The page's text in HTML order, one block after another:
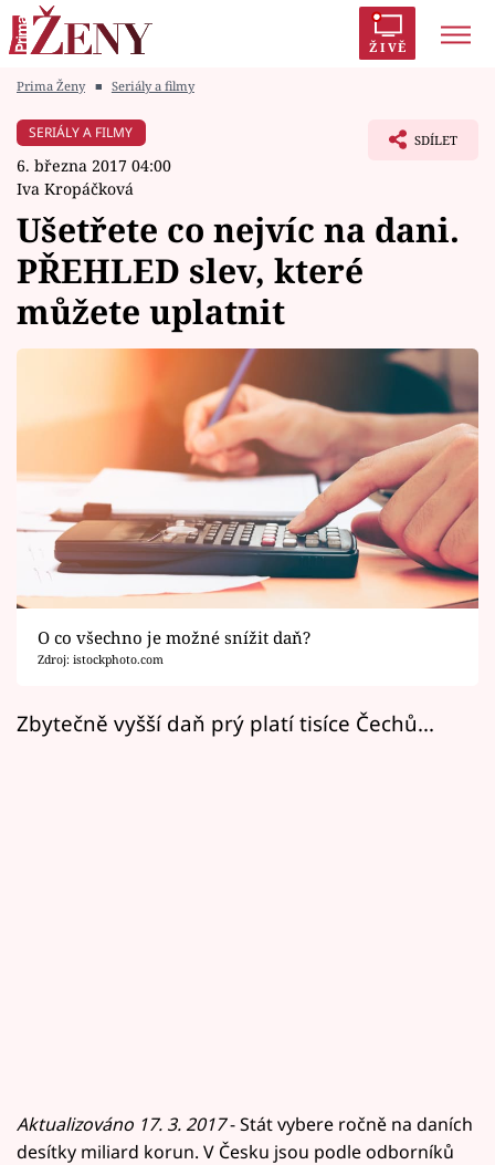
ŽIVĚ
Módní alarm
Témata
Celebrity
Horoskopy
Sledujte prima+
Filmový festival Karlovy Vary
Pořady
Mámy sobě
Prima Ženy ■ Seriály a filmy
SERIÁLY A FILMY
6. března 2017 04:00
Iva Kropáčková
SDÍLET
Ušetřete co nejvíc na dani.
PŘEHLED slev, které
můžete uplatnit
O co všechno je možné snížit daň?
Zdroj: istockphoto.com
Zbytečně vyšší daň prý platí tisíce Čechů...
Aktualizováno 17. 3. 2017- Stát vybere ročně na daních
desítky miliard korun. V Česku jsou podle odborníků